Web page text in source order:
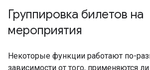
Группировка билетов на
мероприятия
Некоторые функции работают по-
зависимости от того, применяются